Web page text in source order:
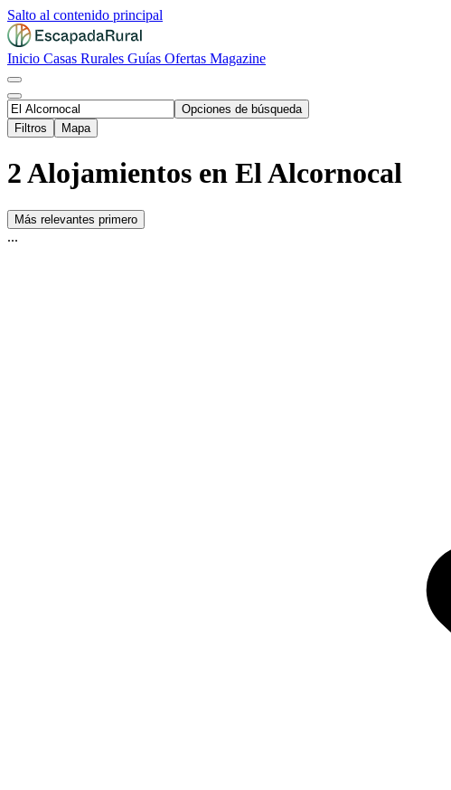
Salto al contenido principal
Inicio Casas Rurales Guías Ofertas Magazine
Opciones de búsqueda
Filtros
Mapa
2 Alojamientos en El Alcornocal
Más relevantes primero
...